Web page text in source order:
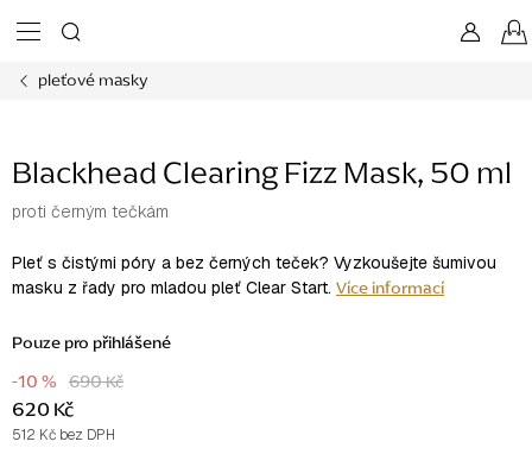
na
pleťové masky
Blackhead Clearing Fizz Mask, 50 ml
proti černým tečkám
Pleť s čistými póry a bez černých teček? Vyzkoušejte šumivou
masku z řady pro mladou pleť Clear Start. Více informací
Pouze pro přihlášené
690 Kč
-10 %
620 Kč
512 Kč bez DPH